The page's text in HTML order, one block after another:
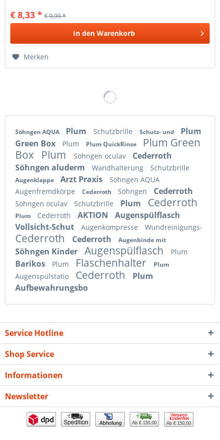
€ 8,33 * € 9,99 *
In den Warenkorb
Merken
Söhngen AQUA Plum Schutzbrille Schutz- und
Plum
Green Box
Plum Plum QuickRinse
Plum Green
Box
Plum Söhngen oculav
Cederroth
Söhngen aluderm
Wandhalterung Schutzbrille
Augenklappe Arzt Praxis
Söhngen AQUA
Augenfremdkörpe
Cederroth Söhngen Cederroth
Söhngen oculav Schutzbrille Plum Cederroth
Plum Cederroth AKTION
Augenspülflasch
Vollsicht-Schut
Augenkompresse Wundreinigungs-
Cederroth Cederroth Augenbinde mit
Söhngen Kinder Augenspülflasch Plum
Barikos Plum Flaschenhalter Plum
Augenspülstatio Cederroth
Plum
Aufbewahrungsbo
Service Hotline
Shop Service
Informationen
Newsletter
Ab € 150,00 Ab € 150,00